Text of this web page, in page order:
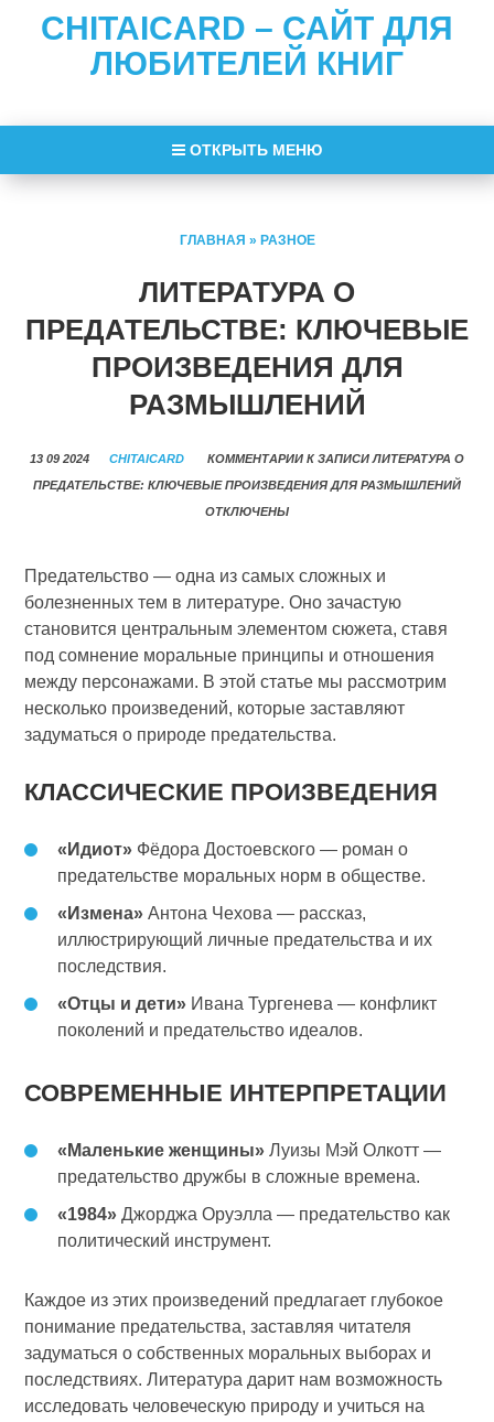
CHITAICARD – САЙТ ДЛЯ
ЛЮБИТЕЛЕЙ КНИГ
ОТКРЫТЬ МЕНЮ
ГЛАВНАЯ » РАЗНОЕ
ЛИТЕРАТУРА О
ПРЕДАТЕЛЬСТВЕ: КЛЮЧЕВЫЕ
ПРОИЗВЕДЕНИЯ ДЛЯ
РАЗМЫШЛЕНИЙ
13 09 2024 CHITAICARD КОММЕНТАРИИ К ЗАПИСИ ЛИТЕРАТУРА О
ПРЕДАТЕЛЬСТВЕ: КЛЮЧЕВЫЕ ПРОИЗВЕДЕНИЯ ДЛЯ РАЗМЫШЛЕНИЙ
ОТКЛЮЧЕНЫ
Предательство — одна из самых сложных и
болезненных тем в литературе. Оно зачастую
становится центральным элементом сюжета, ставя
под сомнение моральные принципы и отношения
между персонажами. В этой статье мы рассмотрим
несколько произведений, которые заставляют
задуматься о природе предательства.
КЛАССИЧЕСКИЕ ПРОИЗВЕДЕНИЯ
«Идиот» Фёдора Достоевского — роман о
предательстве моральных норм в обществе.
«Измена» Антона Чехова — рассказ,
иллюстрирующий личные предательства и их
последствия.
«Отцы и дети» Ивана Тургенева — конфликт
поколений и предательство идеалов.
СОВРЕМЕННЫЕ ИНТЕРПРЕТАЦИИ
«Маленькие женщины» Луизы Мэй Олкотт —
предательство дружбы в сложные времена.
«1984» Джорджа Оруэлла — предательство как
политический инструмент.
Каждое из этих произведений предлагает глубокое
понимание предательства, заставляя читателя
задуматься о собственных моральных выборах и
последствиях. Литература дарит нам возможность
исследовать человеческую природу и учиться на